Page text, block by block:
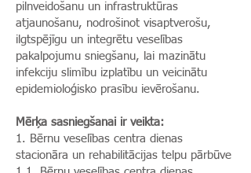
pilnveidošanu un infrastruktūras
atjaunošanu, nodrošinot visaptverošu,
ilgtspējīgu un integrētu veselības
pakalpojumu sniegšanu, lai mazinātu
infekciju slimību izplatību un veicinātu
epidemioloģisko prasību ievērošanu.
Mērķa sasniegšanai ir veikta:
1. Bērnu veselības centra dienas
stacionāra un rehabilitācijas telpu pārbūve